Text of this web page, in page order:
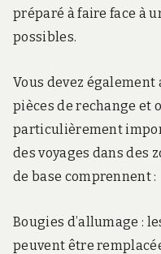
préparé à faire face à
possibles.
Vous devez également
pièces de rechange et
particulièrement
des voyages dans des
de base comprennent :
Bougies d’allumage :
peuvent être